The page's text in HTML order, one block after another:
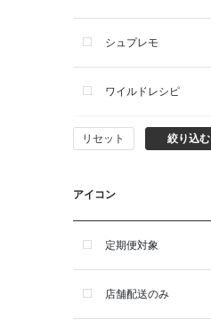
シュプレモ
ワイルドレシピ
ナチュラルチョイス
ウェルネス
アーテミス
セレクトバランス
リセット 絞り込む
アイコン
定期便対象
店舗配送のみ